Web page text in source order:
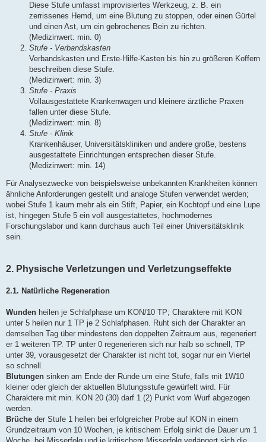
Diese Stufe umfasst improvisiertes Werkzeug, z. B. ein
zerrissenes Hemd, um eine Blutung zu stoppen, oder einen Gürtel
und einen Ast, um ein gebrochenes Bein zu richten.
(Medizinwert: min. 0)
Stufe - Verbandskasten
Verbandskasten und Erste-Hilfe-Kasten bis hin zu größeren Koffern
beschreiben diese Stufe.
(Medizinwert: min. 3)
Stufe - Praxis
Vollausgestattete Krankenwagen und kleinere ärztliche Praxen
fallen unter diese Stufe.
(Medizinwert: min. 8)
Stufe - Klinik
Krankenhäuser, Universitätskliniken und andere große, bestens
ausgestattete Einrichtungen entsprechen dieser Stufe.
(Medizinwert: min. 14)
Für Analysezwecke von beispielsweise unbekannten Krankheiten können
ähnliche Anforderungen gestellt und analoge Stufen verwendet werden;
wobei Stufe 1 kaum mehr als ein Stift, Papier, ein Kochtopf und eine Lupe
ist, hingegen Stufe 5 ein voll ausgestattetes, hochmodernes
Forschungslabor und kann durchaus auch Teil einer Universitätsklinik
sein.
2. Physische Verletzungen und Verletzungseffekte
2.1. Natürliche Regeneration
Wunden heilen je Schlafphase um KON/10 TP; Charaktere mit KON
unter 5 heilen nur 1 TP je 2 Schlafphasen. Ruht sich der Charakter an
demselben Tag über mindestens den doppelten Zeitraum aus, regeneriert
er 1 weiteren TP. TP unter 0 regenerieren sich nur halb so schnell, TP
unter 39, vorausgesetzt der Charakter ist nicht tot, sogar nur ein Viertel
so schnell.
Blutungen sinken am Ende der Runde um eine Stufe, falls mit 1W10
kleiner oder gleich der aktuellen Blutungsstufe gewürfelt wird. Für
Charaktere mit min. KON 20 (30) darf 1 (2) Punkt vom Wurf abgezogen
werden.
Brüche der Stufe 1 heilen bei erfolgreicher Probe auf KON in einem
Grundzeitraum von 10 Wochen, je kritischem Erfolg sinkt die Dauer um 1